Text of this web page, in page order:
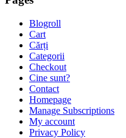
Blogroll
Cart
Cărți
Categorii
Checkout
Cine sunt?
Contact
Homepage
Manage Subscriptions
My account
Privacy Policy